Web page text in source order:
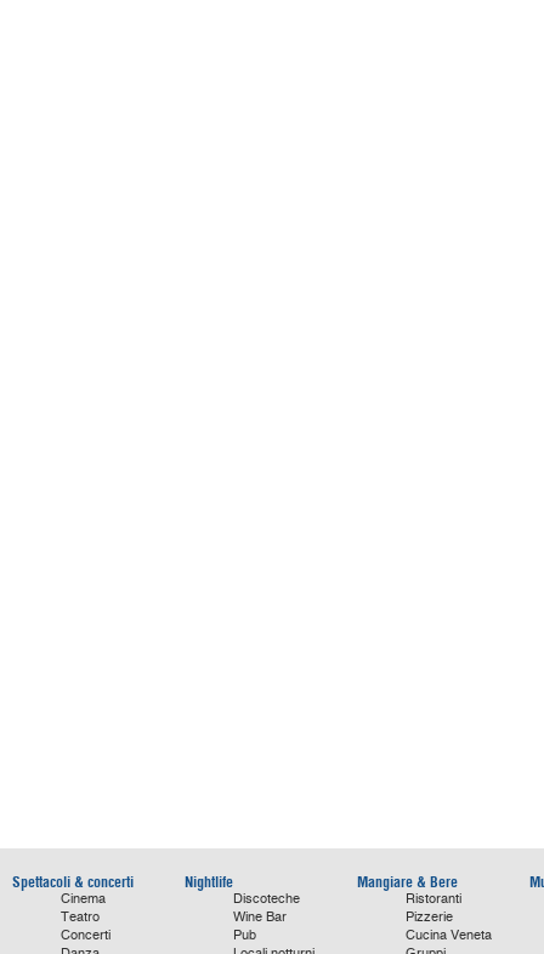
Spettacoli & concerti
Cinema
Teatro
Concerti
Nightlife
Discoteche
Wine Bar
Pub
Mangiare & Bere
Ristoranti
Pizzerie
Cucina Veneta